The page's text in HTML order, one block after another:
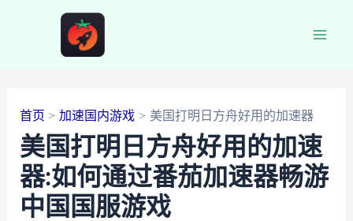
首页 加速国内游戏 美国打明日方舟好用的加速器
美国打明日方舟好用的加速
器:如何通过番茄加速器畅游
中国国服游戏